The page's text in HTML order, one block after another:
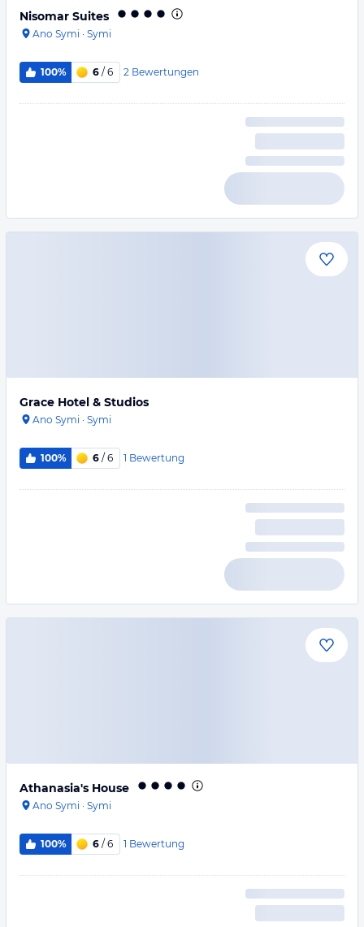
Nisomar Suites
Ano Symi · Symi
100% 6 / 6 2 Bewertungen
Grace Hotel & Studios
Ano Symi · Symi
100% 6 / 6 1 Bewertung
Athanasia's House
Ano Symi · Symi
100% 6 / 6 1 Bewertung